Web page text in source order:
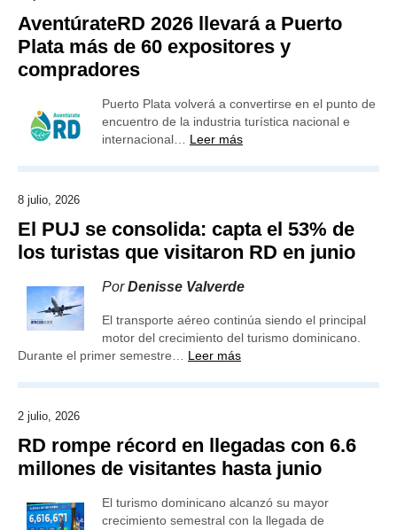
AventúrateRD 2026 llevará a Puerto
Plata más de 60 expositores y
compradores
Puerto Plata volverá a convertirse en el punto de
encuentro de la industria turística nacional e
internacional… Leer más
8 julio, 2026
El PUJ se consolida: capta el 53% de
los turistas que visitaron RD en junio
PorDenisse Valverde
El transporte aéreo continúa siendo el principal
motor del crecimiento del turismo dominicano.
Durante el primer semestre… Leer más
2 julio, 2026
RD rompe récord en llegadas con 6.6
millones de visitantes hasta junio
El turismo dominicano alcanzó su mayor
crecimiento semestral con la llegada de